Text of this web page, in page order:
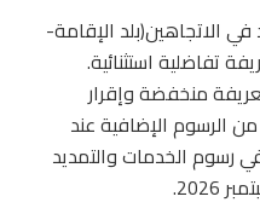
الاتجاهين(بلد الإقامة-
تفاضلية استثنائية.
منخفضة وإقرار
الرسوم الإضافية عند
رسوم الخدمات والتمديد